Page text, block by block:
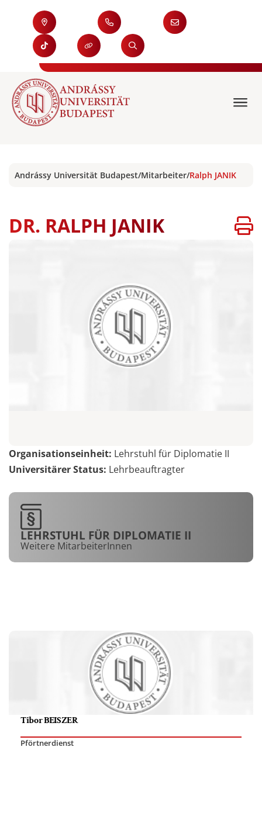
Andrássy Universität Budapest/Mitarbeiter/Ralph JANIK
DR. RALPH JANIK
Organisationseinheit: Lehrstuhl für Diplomatie II
Universitärer Status: Lehrbeauftragter
LEHRSTUHL FÜR DIPLOMATIE II
Weitere MitarbeiterInnen
Tibor BEISZER
Pförtnerdienst